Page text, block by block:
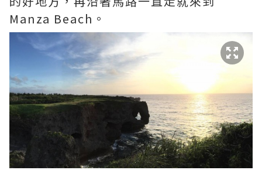
Manza Beach。